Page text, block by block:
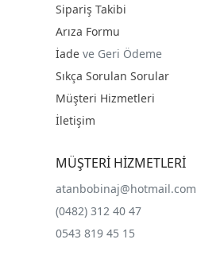
Sipariş Takibi
Arıza Formu
İade ve Geri Ödeme
Sıkça Sorulan Sorular
Müşteri Hizmetleri
İletişim
MÜŞTERİ HİZMETLERİ
atanbobinaj@hotmail.com
(0482) 312 40 47
0543 819 45 15